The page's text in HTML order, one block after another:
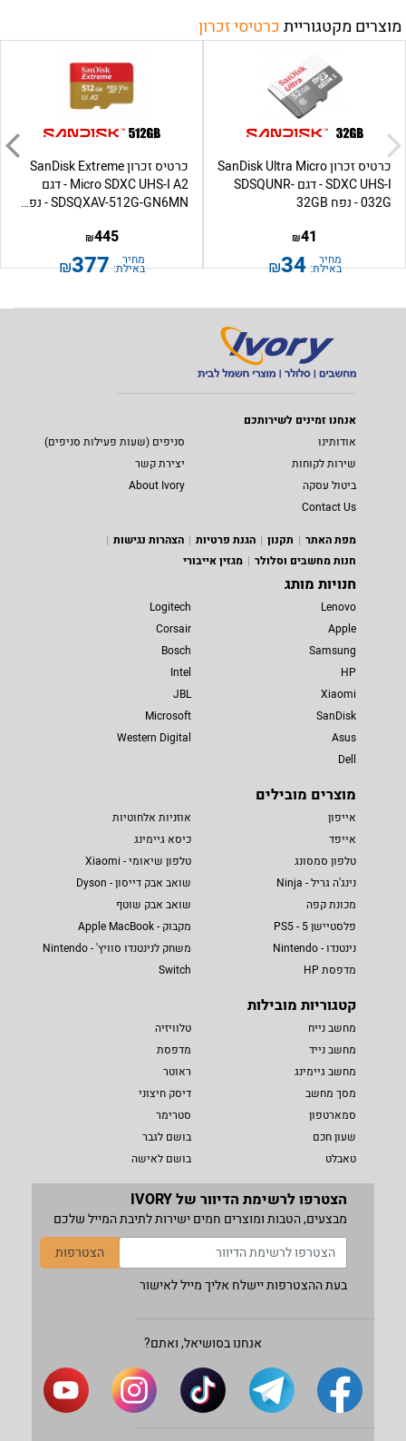
מוצרים מקטגוריית כרטיסי זכרון
כרטיס זכרון SanDisk Ultra Micro
SDXC UHS-I - דגם SDSQUNR-
032G - נפח 32GB
41
₪
מחיר
באילת: 34
₪
כרטיס זכרון SanDisk Extreme
Micro SDXC UHS-I A2 - דגם
SDSQXAV-512G-GN6MN - נפח...
445
₪
מחיר
באילת: 377
₪
אנחנו זמינים לשירותכם
אודותינו
סניפים (שעות פעילות סניפים)
שירות לקוחות
יצירת קשר
ביטול עסקה
About Ivory
Contact Us
מפת האתר
תקנון הגנת פרטיות
הצהרות נגישות
חנות מחשבים וסלולר
מגזין אייבורי
חנויות מותג
Lenovo
Apple
Samsung
HP
Xiaomi
SanDisk
Asus
Dell
Logitech
Corsair
Bosch
Intel
JBL
Microsoft
Western Digital
מוצרים מובילים
אייפון
אייפד
טלפון סמסונג
נינג'ה גריל - Ninja
מכונת קפה
פלסטיישן 5 - PS5
נינטנדו - Nintendo
מדפסת HP
אוזניות אלחוטיות
כיסא גיימינג
טלפון שיאומי - Xiaomi
שואב אבק דייסון - Dyson
שואב אבק שוטף
מקבוק - Apple MacBook
משחק לנינטנדו סוויץ' - Nintendo
Switch
קטגוריות מובילות
מחשב נייח
מחשב נייד
מחשב גיימינג
מסך מחשב
סמארטפון
שעון חכם
טאבלט
טלוויזיה
מדפסת
ראוטר
דיסק חיצוני
סטרימר
בושם לגבר
בושם לאישה
הצטרפו לרשימת הדיוור של IVORY
מבצעים, הטבות ומוצרים חמים ישירות לתיבת המייל שלכם
הצטרפות
בעת ההצטרפות יישלח אליך מייל לאישור
אנחנו בסושיאל, ואתם?